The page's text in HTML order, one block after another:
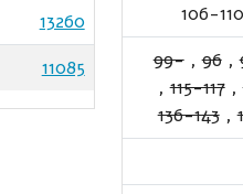
106-110
,
96
,
99-
,
115-117
,
,
136-143
13260
11085